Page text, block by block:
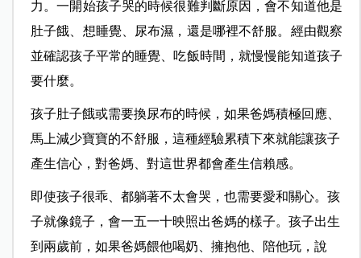
力。一開始孩子哭的時候很難判斷原因，會不知道他是
肚子餓、想睡覺、尿布濕，還是哪裡不舒服。經由觀察
並確認孩子平常的睡覺、吃飯時間，就慢慢能知道孩子
要什麼。
孩子肚子餓或需要換尿布的時候，如果爸媽積極回應、
馬上減少寶寶的不舒服，這種經驗累積下來就能讓孩子
產生信心，對爸媽、對這世界都會產生信賴感。
即使孩子很乖、都躺著不太會哭，也需要愛和關心。孩
子就像鏡子，會一五一十映照出爸媽的樣子。孩子出生
到兩歲前，如果爸媽餵他喝奶、擁抱他、陪他玩，說